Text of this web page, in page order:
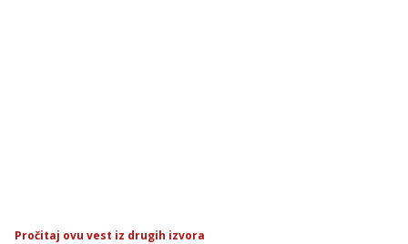
Pročitaj ovu vest iz drugih izvora